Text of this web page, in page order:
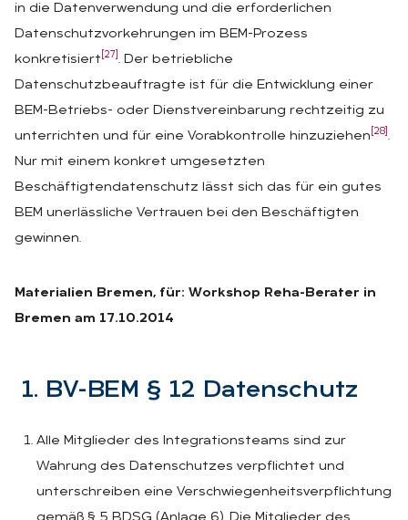
in die Datenverwendung und die erforderlichen
Datenschutzvorkehrungen im BEM-Prozess
konkretisiert [27] . Der betriebliche
Datenschutzbeauftragte ist für die Entwicklung einer
BEM-Betriebs- oder Dienstvereinbarung rechtzeitig zu
unterrichten und für eine Vorabkontrolle hinzuziehen [28] .
Nur mit einem konkret umgesetzten
Beschäftigtendatenschutz lässt sich das für ein gutes
BEM unerlässliche Vertrauen bei den Beschäftigten
gewinnen.
Materialien Bremen, für: Workshop Reha-Berater in
Bremen am 17.10.2014
1. BV-BEM § 12 Da­ten­schutz
Alle Mitglieder des Integrationsteams sind zur
Wahrung des Datenschutzes verpflichtet und
unterschreiben eine Verschwiegenheitsverpflichtung